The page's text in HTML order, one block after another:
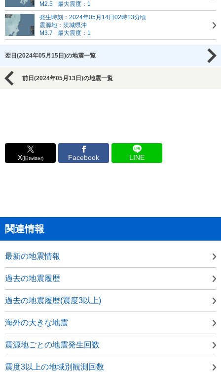
M2.5
最大震度：1
発生時刻：2024年05月14日02時13分頃
震源地：茨城県沖
M3.7
最大震度：1
翌日(2024年05月15日)の地震一覧
前日(2024年05月13日)の地震一覧
X(旧twitter) Facebook LINE
関連情報
最新の地震情報
過去の地震履歴
過去の地震履歴(震度3以上)
海外の大きな地震
震源地ごとの地震発生回数
震度3以上の地域別観測回数